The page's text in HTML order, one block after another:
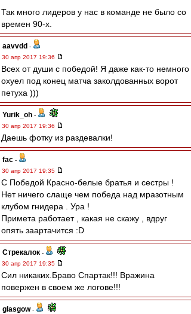
Так много лидеров у нас в команде не было со
времен 90-х.
aavvdd -
30 апр 2017 19:36
Всех от души с победой! Я даже как-то немного
охуел под конец матча заколдованных ворот
петуха )))
Yurik_oh -
30 апр 2017 19:36
Даешь фотку из раздевалки!
fac -
30 апр 2017 19:35
С Победой Красно-белые братья и сестры !
Нет ничего слаще чем победа над мразотным
клубом гнидера . Ура !
Примета работает , какая не скажу , вдруг
опять заартачится :D
Стрекалок -
30 апр 2017 19:35
Сил никаких.Браво Спартак!!! Вражина
повержен в своем же логове!!!
glasgow-